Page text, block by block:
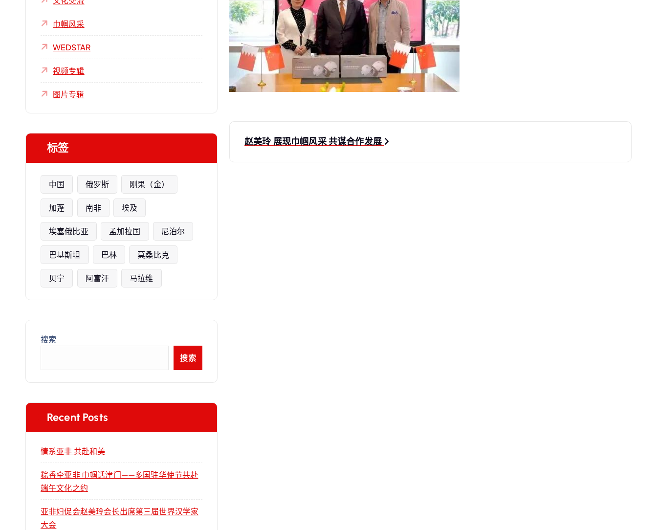
巾帼风采
WEDSTAR
视频专辑
图片专辑
标签
中国 俄罗斯 刚果（金）
加蓬 南非 埃及
埃塞俄比亚 孟加拉国 尼泊尔
巴基斯坦 巴林 莫桑比克
贝宁 阿富汗 马拉维
搜索
搜索
Recent Posts
情系亚非 共赴和美
粽香牵亚非 巾帼话津门——多国驻华使节共赴
端午文化之约
亚非妇促会赵美玲会长出席第三届世界汉学家
大会
文
赵美玲 展现巾帼风采 共谋合作发展